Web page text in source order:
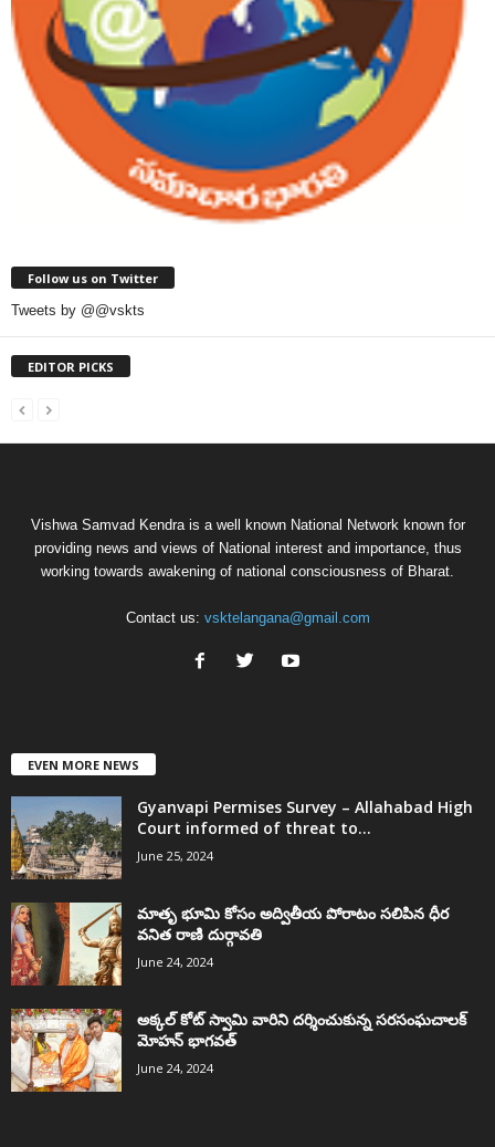
Follow us on Twitter
Tweets by @@vskts
EDITOR PICKS
Vishwa Samvad Kendra is a well known National Network known for
providing news and views of National interest and importance, thus
working towards awakening of national consciousness of Bharat.
Contact us: vsktelangana@gmail.com
EVEN MORE NEWS
Gyanvapi Permises Survey – Allahabad High
Court informed of threat to...
June 25, 2024
మాతృ భూమి కోసం అద్వితీయ పోరాటం సలిపిన ధీర
వనిత రాణి దుర్గావతి
June 24, 2024
అక్కల్‌ కోట్‌ స్వామి వారిని దర్శించుకున్న సరసంఘచాలక్
మోహన్ భాగవత్
June 24, 2024